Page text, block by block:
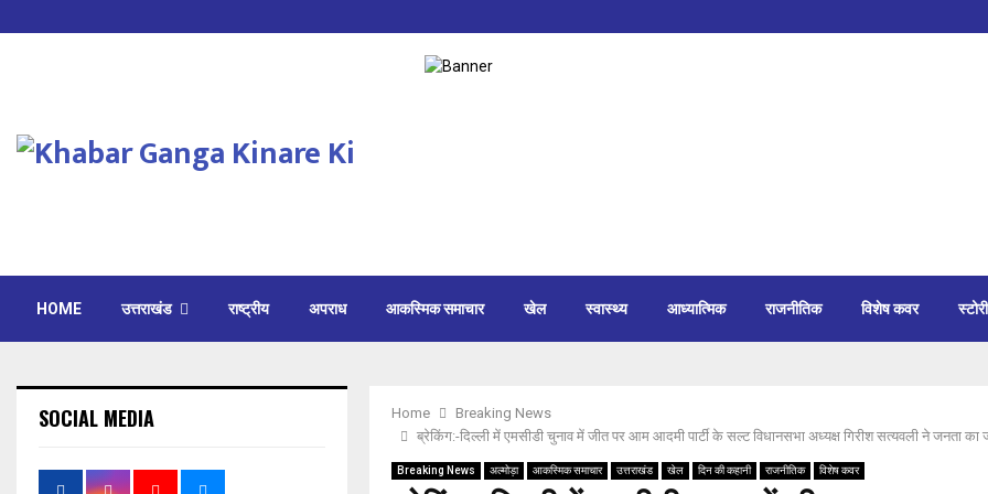
HOME उत्तराखंड राष्ट्रीय अपराध आकस्मिक समाचार खेल स्वास्थ्य आध्यात्मिक राजनीतिक विशेष कवर स्टोरी
Home
Breaking News
ब्रेकिंग:-दिल्ली में एमसीडी चुनाव में जीत पर आम आदमी पार्टी के सल्ट विधानसभा अध्यक्ष गिरीश सत्यवली ने जनता का
Breaking News अल्मोड़ा आकस्मिक समाचार उत्तराखंड खेल दिन की कहानी राजनीतिक विशेष कवर
SOCIAL MEDIA